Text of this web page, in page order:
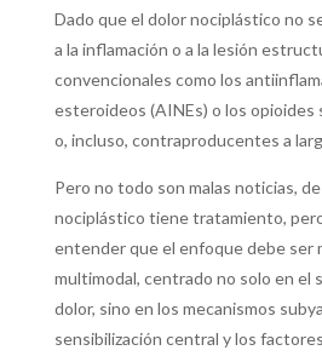
Dado que el dolor nociplástico no
a la inflamación o a la lesión
convencionales como los
esteroideos (AINEs) o los opioides
o, incluso, contraproducentes a
Pero no todo son malas noticias,
nociplástico tiene tratamiento,
entender que el enfoque debe ser
multimodal, centrado no solo en el
dolor, sino en los mecanismos
sensibilización central y los